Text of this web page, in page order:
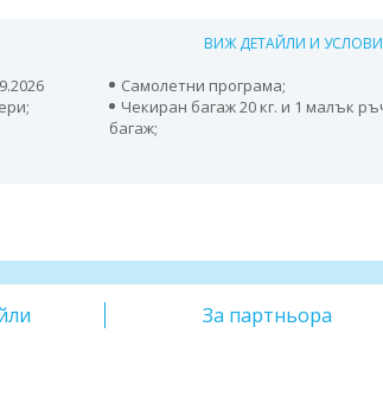
ВИЖ ДЕТАЙЛИ И
Самолетни програма;
Чекиран багаж 20 кг. и 1 малък
багаж;
За партньора